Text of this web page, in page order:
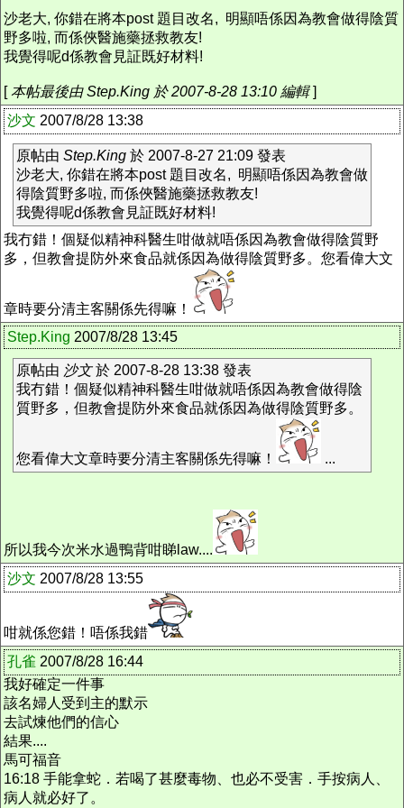
沙老大, 你錯在將本post 題目改名, 明顯唔係因為教會做得陰質
野多啦, 而係俠醫施藥拯救教友!
我覺得呢d係教會見証既好材料!
[本帖最後由 Step.King 於 2007-8-28 13:10 編輯]
沙文 2007/8/28 13:38
原帖由 Step.King 於 2007-8-27 21:09 發表
沙老大, 你錯在將本post 題目改名, 明顯唔係因為教會做
得陰質野多啦, 而係俠醫施藥拯救教友!
我覺得呢d係教會見証既好材料!
我冇錯！個疑似精神科醫生咁做就唔係因為教會做得陰質野
多，但教會提防外來食品就係因為做得陰質野多。您看偉大文
章時要分清主客關係先得嘛！
Step.King 2007/8/28 13:45
原帖由 沙文於 2007-8-28 13:38 發表
我冇錯！個疑似精神科醫生咁做就唔係因為教會做得陰
質野多，但教會提防外來食品就係因為做得陰質野多。
您看偉大文章時要分清主客關係先得嘛！ ...
所以我今次米水過鴨背咁睇law....
沙文 2007/8/28 13:55
咁就係您錯！唔係我錯
孔雀 2007/8/28 16:44
我好確定一件事
該名婦人受到主的默示
去試煉他們的信心
結果....
馬可福音
16:18 手能拿蛇．若喝了甚麼毒物、也必不受害．手按病人、
病人就必好了。